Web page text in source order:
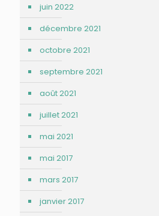
juin 2022
décembre 2021
octobre 2021
septembre 2021
août 2021
juillet 2021
mai 2021
mai 2017
mars 2017
janvier 2017